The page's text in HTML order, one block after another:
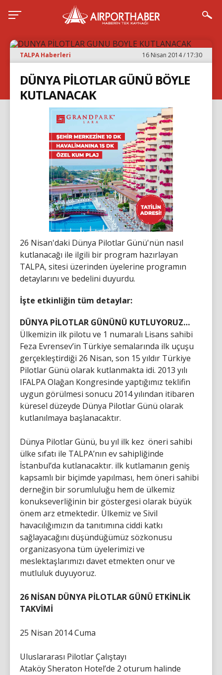
TALPA Haberleri 16 Nisan 2014 / 17:30
DÜNYA PİLOTLAR GÜNÜ BÖYLE
KUTLANACAK
26 Nisan'daki Dünya Pilotlar Günü'nün nasıl
kutlanacağı ile ilgili bir program hazırlayan
TALPA, sitesi üzerinden üyelerine programın
detaylarını ve bedelini duyurdu.
İşte etkinliğin tüm detaylar:
DÜNYA PİLOTLAR GÜNÜNÜ KUTLUYORUZ…
Ülkemizin ilk pilotu ve 1 numaralı Lisans sahibi
Feza Evrensev’in Türkiye semalarında ilk uçuşu
gerçekleştirdiği 26 Nisan, son 15 yıldır Türkiye
Pilotlar Günü olarak kutlanmakta idi. 2013 yılı
IFALPA Olağan Kongresinde yaptığımız teklifin
uygun görülmesi sonucu 2014 yılından itibaren
küresel düzeyde Dünya Pilotlar Günü olarak
kutlanılmaya başlanacaktır.
Dünya Pilotlar Günü, bu yıl ilk kez öneri sahibi
ülke sıfatı ile TALPA’nın ev sahipliğinde
İstanbul’da kutlanacaktır. ilk kutlamanın geniş
kapsamlı bir biçimde yapılması, hem öneri sahibi
derneğin bir sorumluluğu hem de ülkemiz
konukseverliğinin bir göstergesi olarak büyük
önem arz etmektedir. Ülkemiz ve Sivil
havacılığımızın da tanıtımına ciddi katkı
sağlayacağını düşündüğümüz sözkonusu
organizasyona tüm üyelerimizi ve
meslektaşlarımızı davet etmekten onur ve
mutluluk duyuyoruz.
26 NİSAN DÜNYA PİLOTLAR GÜNÜ ETKİNLİK
TAKVİMİ
25 Nisan 2014 Cuma
Uluslararası Pilotlar Çalıştayı
Ataköy Sheraton Hotel’de 2 oturum halinde